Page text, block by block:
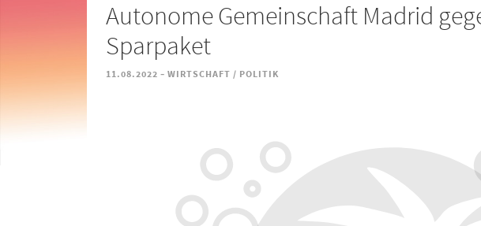
Autonome Gemeinschaft Madrid
Sparpaket
11.08.2022 - WIRTSCHAFT / POLITIK